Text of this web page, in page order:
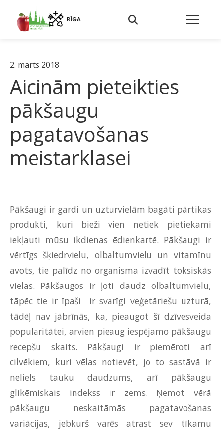
2. marts 2018
Aicinām pieteikties
pākšaugu
pagatavošanas
meistarklasei
Pākšaugi ir gardi un uzturvielām bagāti pārtikas
produkti, kuri bieži vien netiek pietiekami
iekļauti mūsu ikdienas ēdienkartē. Pākšaugi ir
vērtīgs šķiedrvielu, olbaltumvielu un vitamīnu
avots, tie palīdz no organisma izvadīt toksiskās
vielas. Pākšaugos ir ļoti daudz olbaltumvielu,
tāpēc tie ir īpaši ir svarīgi veģetāriešu uzturā,
tādēļ nav jābrīnās, ka, pieaugot šī dzīvesveida
popularitātei, arvien pieaug iespējamo pākšaugu
recepšu skaits. Pākšaugi ir piemēroti arī
cilvēkiem, kuri vēlas notievēt, jo to sastāvā ir
neliels tauku daudzums, arī pākšaugu
glikēmiskais indekss ir zems. Ņemot vērā
pākšaugu neskaitāmās pagatavošanas
variācijas, jebkurš varēs atrast sev tīkamu